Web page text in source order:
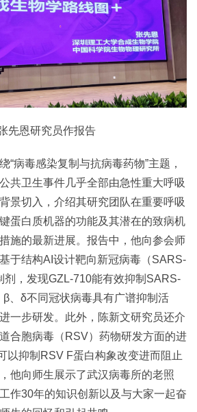
先恩研究员作报告
“病毒感染复制与抗病毒药物”主题，
共卫生事件几乎全部由急性重大呼吸
景切入，介绍其研究团队在重要呼吸
蛋白质机器的功能及其潜在的致病机
施的最新进展。报告中，他向参会师
于结构AI设计靶向新冠病毒（SARS-
剂，发现GZL-710能有效抑制SARS-
、δ不同冠状病毒具有广谱抑制活
一步研发。此外，陈新文研究员还介
合胞病毒（RSV）药物研发方面的进
以抑制RSV F蛋白构象改变进而阻止
他向师生展示了武汉病毒所的老照
作30年的知识创新以及与大家一起奋